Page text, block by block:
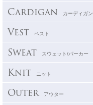
Cardigan カーディガン
Vest ベスト
Sweat スウェット/パーカー
Knit ニット
Outer アウター